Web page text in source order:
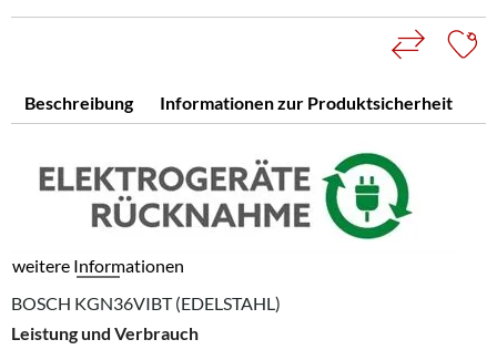
Beschreibung Informationen zur Produktsicherheit
weitere Informationen
BOSCH KGN36VIBT (EDELSTAHL)
Leistung und Verbrauch